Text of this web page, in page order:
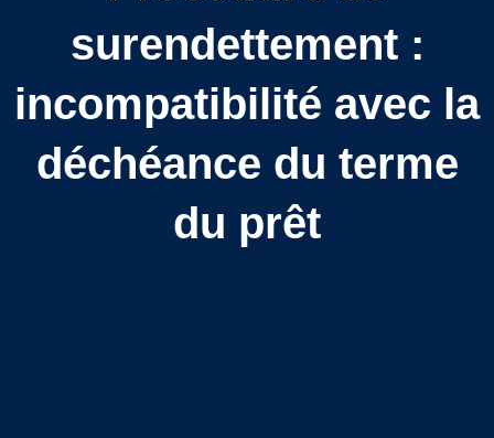
surendettement :
incompatibilité avec la
déchéance du terme
du prêt